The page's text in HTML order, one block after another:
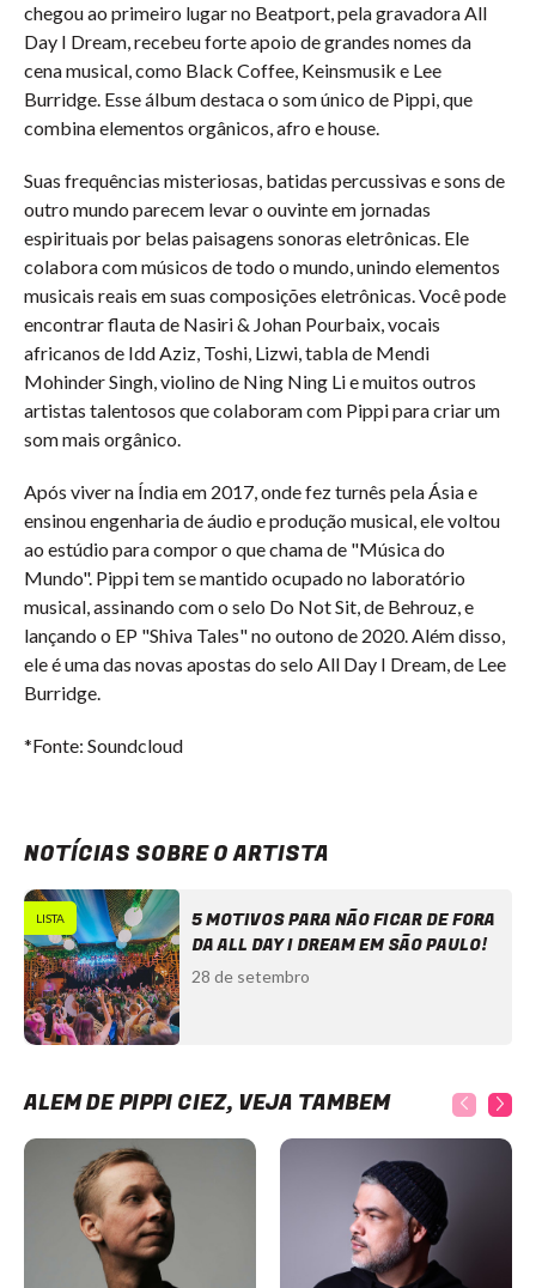
chegou ao primeiro lugar no Beatport, pela gravadora All
Day I Dream, recebeu forte apoio de grandes nomes da
cena musical, como Black Coffee, Keinsmusik e Lee
Burridge. Esse álbum destaca o som único de Pippi, que
combina elementos orgânicos, afro e house.
Suas frequências misteriosas, batidas percussivas e sons de
outro mundo parecem levar o ouvinte em jornadas
espirituais por belas paisagens sonoras eletrônicas. Ele
colabora com músicos de todo o mundo, unindo elementos
musicais reais em suas composições eletrônicas. Você pode
encontrar flauta de Nasiri & Johan Pourbaix, vocais
africanos de Idd Aziz, Toshi, Lizwi, tabla de Mendi
Mohinder Singh, violino de Ning Ning Li e muitos outros
artistas talentosos que colaboram com Pippi para criar um
som mais orgânico.
Após viver na Índia em 2017, onde fez turnês pela Ásia e
ensinou engenharia de áudio e produção musical, ele voltou
ao estúdio para compor o que chama de "Música do
Mundo". Pippi tem se mantido ocupado no laboratório
musical, assinando com o selo Do Not Sit, de Behrouz, e
lançando o EP "Shiva Tales" no outono de 2020. Além disso,
ele é uma das novas apostas do selo All Day I Dream, de Lee
Burridge.
*Fonte: Soundcloud
NOTÍCIAS SOBRE O ARTISTA
LISTA
5 MOTIVOS PARA NÃO FICAR DE FORA
DA ALL DAY I DREAM EM SÃO PAULO!
28 de setembro
ALÉM DE PIPPI CIEZ, VEJA TAMBÉM